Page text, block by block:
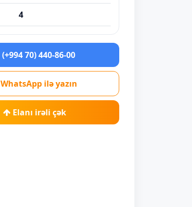
4
(+994 70) 440-86-00
WhatsApp ilə yazın
Elanı irəli çək